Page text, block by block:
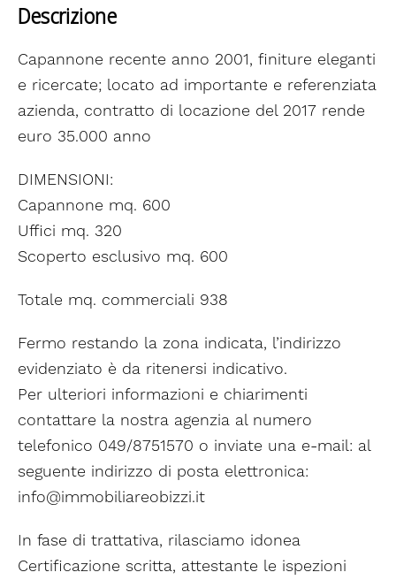
Descrizione
Capannone recente anno 2001, finiture eleganti
e ricercate; locato ad importante e referenziata
azienda, contratto di locazione del 2017 rende
euro 35.000 anno
DIMENSIONI:
Capannone mq. 600
Uffici mq. 320
Scoperto esclusivo mq. 600
Totale mq. commerciali 938
Fermo restando la zona indicata, l’indirizzo
evidenziato è da ritenersi indicativo.
Per ulteriori informazioni e chiarimenti
contattare la nostra agenzia al numero
telefonico 049/8751570 o inviate una e-mail: al
seguente indirizzo di posta elettronica:
info@immobiliareobizzi.it
In fase di trattativa, rilasciamo idonea
Certificazione scritta, attestante le ispezioni